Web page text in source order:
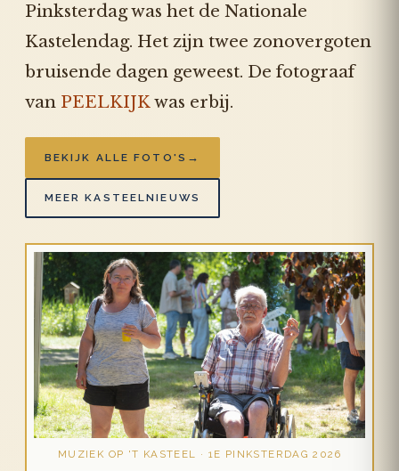
Pinksterdag was het de Nationale
Kastelendag. Het zijn twee zonovergoten
bruisende dagen geweest. De fotograaf
van PEELKIJKwas erbij.
BEKIJK ALLE FOTO'S →
MEER KASTEELNIEUWS
MUZIEK OP 'T KASTEEL · 1E PINKSTERDAG 2026